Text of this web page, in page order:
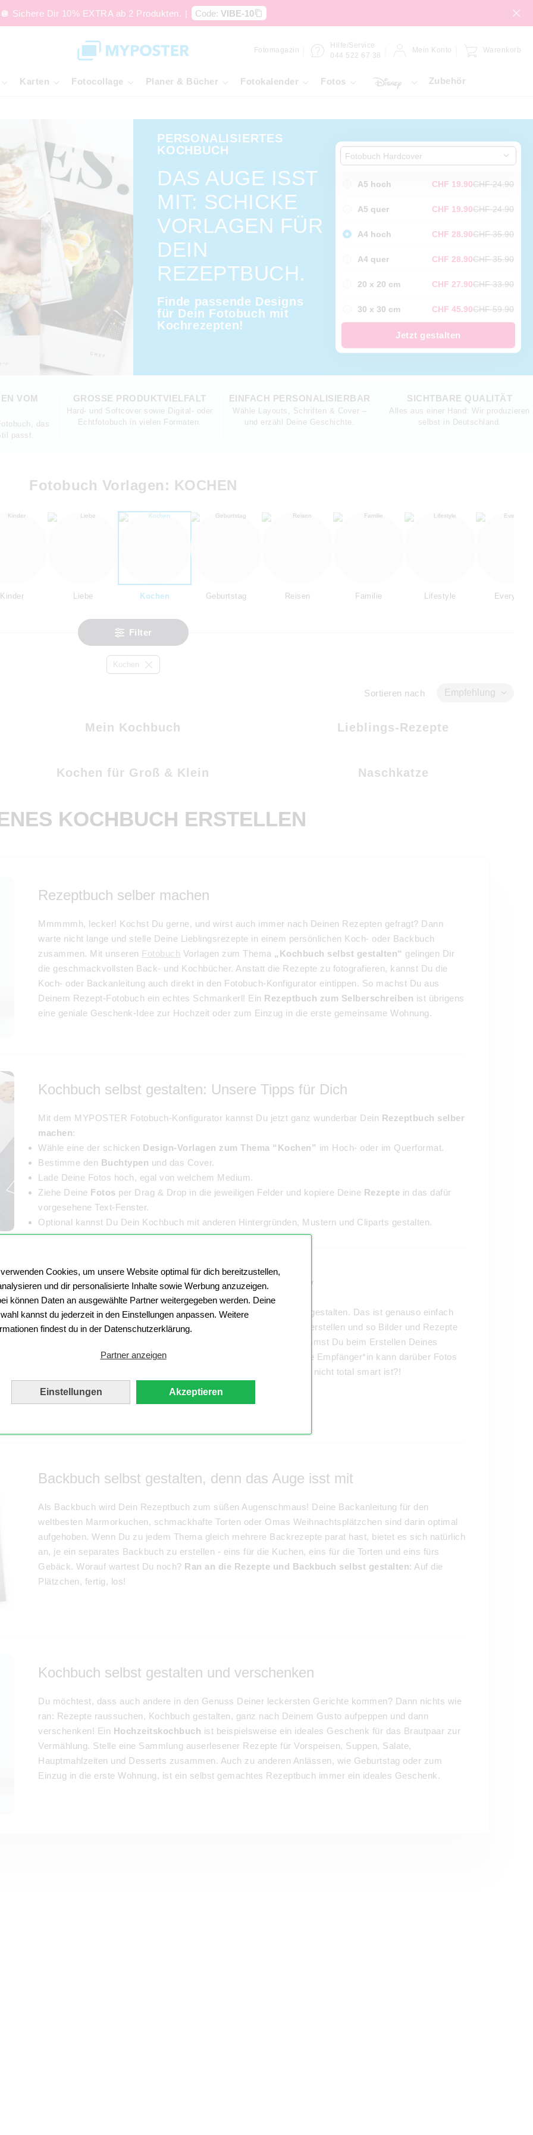
Cookies, um unsere Website optimal für dich bereitzustellen,
und dir personalisierte Inhalte sowie Werbung anzuzeigen.
können Daten an ausgewählte Partner weitergegeben werden. Deine
kannst du jederzeit in den Einstellungen anpassen. Weitere
findest du in der Datenschutzerklärung.
Partner anzeigen
Einstellungen Akzeptieren
🪩 Sichere Dir 10% EXTRA ab 2 Produkten. | Code: VIBE-10
Fotomagazin
Hilfe/Service
044 522 67 38
Mein Konto Warenkorb
Karten Fotocollage Planer & Bücher Fotokalender Fotos Zubehör
PERSONALISIERTES
KOCHBUCH
DAS AUGE ISST
MIT: SCHICKE
VORLAGEN FÜR
DEIN
REZEPTBUCH.
Finde passende Designs
für Dein Fotobuch mit
Kochrezepten!
VOM
das
passt.
GROSSE PRODUKTVIELFALT
Hard- und Softcover sowie Digital- oder
Echtfotobuch in vielen Formaten.
EINFACH PERSONALISIERBAR
Wähle Layouts, Schriften & Cover –
und erzähl Deine Geschichte.
SICHTBARE QUALITÄT
Alles aus einer Hand: Wir produzieren
selbst in Deutschland.
Fotobuch Hardcover
A5 hoch CHF 19.90CHF 24.90
A5 quer CHF 19.90CHF 24.90
A4 hoch CHF 28.90CHF 35.90
A4 quer CHF 28.90CHF 35.90
20 x 20 cm CHF 27.90CHF 33.90
30 x 30 cm CHF 45.90CHF 59.90
Jetzt gestalten
Fotobuch Vorlagen: KOCHEN
Kinder Liebe Kochen Geburtstag Reisen Familie Lifestyle Everyday
Filter
Kochen
Sortieren nach Empfehlung
Mein Kochbuch Lieblings-Rezepte
Kochen für Groß & Klein Naschkatze
KOCHBUCH ERSTELLEN
Rezeptbuch selber machen
Mmmmmh, lecker! Kochst Du gerne, und wirst auch immer nach Deinen Rezepten gefragt? Dann
warte nicht lange und stelle Deine Lieblingsrezepte in einem persönlichen Koch- oder Backbuch
zusammen. Mit unseren Fotobuch Vorlagen zum Thema „Kochbuch selbst gestalten“ gelingen Dir
die geschmackvollsten Back- und Kochbücher. Anstatt die Rezepte zu fotografieren, kannst Du die
Koch- oder Backanleitung auch direkt in den Fotobuch-Konfigurator eintippen. So machst Du aus
Deinem Rezept-Fotobuch ein echtes Schmankerl! Ein Rezeptbuch zum Selberschreiben ist übrigens
eine geniale Geschenk-Idee zur Hochzeit oder zum Einzug in die erste gemeinsame Wohnung.
Kochbuch selbst gestalten: Unsere Tipps für Dich
Mit dem MYPOSTER Fotobuch-Konfigurator kannst Du jetzt ganz wunderbar Dein Rezeptbuch selber
machen:
Wähle eine der schicken Design-Vorlagen zum Thema “Kochen” im Hoch- oder im Querformat.
Bestimme den Buchtypen und das Cover.
Lade Deine Fotos hoch, egal von welchem Medium.
Ziehe Deine Fotos per Drag & Drop in die jeweiligen Felder und kopiere Deine Rezepte in das dafür
vorgesehene Text-Fenster.
Optional kannst Du Dein Kochbuch mit anderen Hintergründen, Mustern und Cliparts gestalten.
Eigenes Kochbuch erstellen: App-solut easy
Du kannst auch über dieMYPOSTER AppDein Kochbuch selbst gestalten. Das ist genauso einfach
wie über den Desktop. In der App kannst Du sogar Sammelalben erstellen und so Bilder und Rezepte
als Bilddatei von Freunden oder der Familie erhalten. Dafür bekommst Du beim Erstellen Deines
Rezeptbuches einen QR-Code, den Du dann teilen kannst. Der/die Empfänger*in kann darüber Fotos
hochladen, die Du dann in Dein Album einfügen kannst. Wenn das nicht total smart ist?!
Backbuch selbst gestalten, denn das Auge isst mit
Als Backbuch wird Dein Rezeptbuch zum süßen Augenschmaus! Deine Backanleitung für den
weltbesten Marmorkuchen, schmackhafte Torten oder Omas Weihnachtsplätzchen sind darin optimal
aufgehoben. Wenn Du zu jedem Thema gleich mehrere Backrezepte parat hast, bietet es sich natürlich
an, je ein separates Backbuch zu erstellen - eins für die Kuchen, eins für die Torten und eins fürs
Gebäck. Worauf wartest Du noch? Ran an die Rezepte und Backbuch selbst gestalten: Auf die
Plätzchen, fertig, los!
Kochbuch selbst gestalten und verschenken
Du möchtest, dass auch andere in den Genuss Deiner leckersten Gerichte kommen? Dann nichts wie
ran: Rezepte raussuchen, Kochbuch gestalten, ganz nach Deinem Gusto aufpeppen und dann
verschenken! Ein Hochzeitskochbuch ist beispielsweise ein ideales Geschenk für das Brautpaar zur
Vermählung. Stelle eine Sammlung auserlesener Rezepte für Vorspeisen, Suppen, Salate,
Hauptmahlzeiten und Desserts zusammen. Auch zu anderen Anlässen, wie Geburtstag oder zum
Einzug in die erste Wohnung, ist ein selbst gemachtes Rezeptbuch immer ein ideales Geschenk.